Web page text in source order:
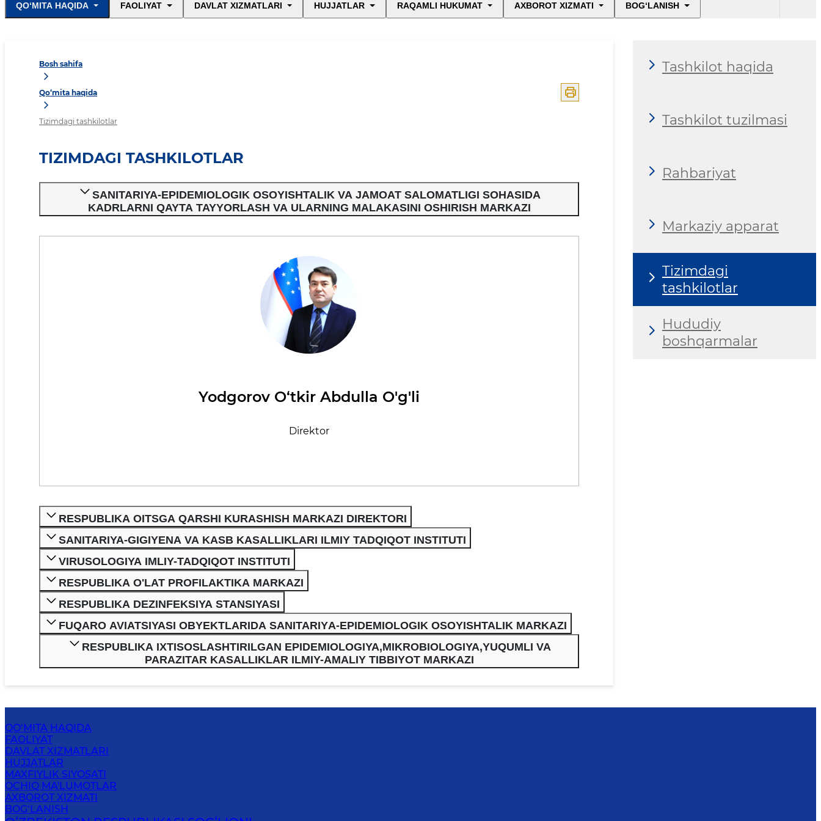
QO‘MITA HAQIDA FAOLIYAT DAVLAT XIZMATLARI HUJJATLAR RAQAMLI HUKUMAT AXBOROT XIZMATI BOG‘LANISH
Bosh sahifa
Qo‘mita haqida
Tizimdagi tashkilotlar
TIZIMDAGI TASHKILOTLAR
SANITARIYA-EPIDEMIOLOGIK OSOYISHTALIK VA JAMOAT SALOMATLIGI SOHASIDA
KADRLARNI QAYTA TAYYORLASH VA ULARNING MALAKASINI OSHIRISH MARKAZI
Yodgorov O‘tkir Abdulla O'g'li
Direktor
RESPUBLIKA OITSGA QARSHI KURASHISH MARKAZI DIREKTORI
SANITARIYA-GIGIYENA VA KASB KASALLIKLARI ILMIY TADQIQOT INSTITUTI
VIRUSOLOGIYA IMLIY-TADQIQOT INSTITUTI
RESPUBLIKA O'LAT PROFILAKTIKA MARKAZI
RESPUBLIKA DEZINFEKSIYA STANSIYASI
FUQARO AVIATSIYASI OBYEKTLARIDA SANITARIYА-EPIDEMIOLOGIK OSOYISHTALIK MARKAZI
RESPUBLIKA IXTISOSLASHTIRILGAN EPIDEMIOLOGIYA,MIKROBIOLOGIYA,YUQUMLI VA
PARAZITAR KASALLIKLAR ILMIY-AMALIY TIBBIYOT MARKAZI
Tashkilot haqida
Tashkilot tuzilmasi
Rahbariyat
Markaziy apparat
Tizimdagi
tashkilotlar
Hududiy
boshqarmalar
QO‘MITA HAQIDA
FAOLIYAT
DAVLAT XIZMATLARI
HUJJATLAR
MAXFIYLIK SIYOSATI
OCHIQ MA'LUMOTLAR
AXBOROT XIZMATI
BOG‘LANISH